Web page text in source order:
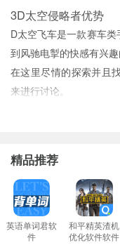
3D太空侵略者优势
D太空飞车是一款赛车
到风驰电掣的快感有兴
在这里尽情的探索并且
来进行讨论。
在游戏中有“莉娜”这一
更加不同更能给玩家足够
操作起来自由度很高可
游戏中是一种十分紧张
悬疑的体验的随时也是
多人在线立马匹配随时
精品推荐
英语单词君软
件
和平精英渣机
优化软件软件